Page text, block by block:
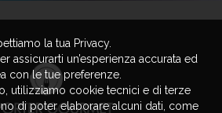
la tua Privacy.
assicurarti un’esperienza accurata ed
con le tue preferenze.
utilizziamo cookie tecnici e di terze
di poter elaborare alcuni dati, come